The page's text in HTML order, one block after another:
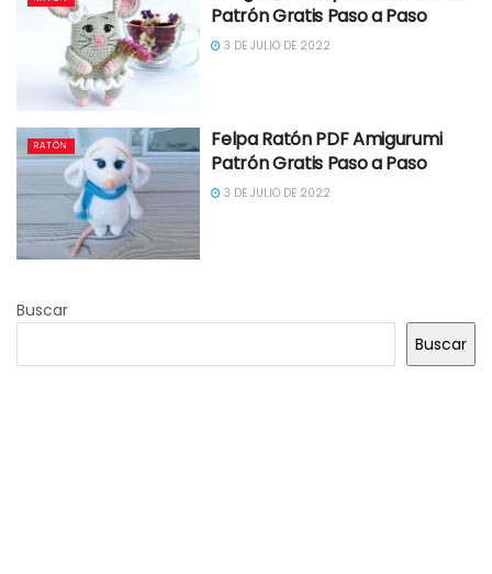
Patrón Gratis Paso a Paso
3 DE JULIO DE 2022
RATÓN
Felpa Ratón PDF Amigurumi
Patrón Gratis Paso a Paso
3 DE JULIO DE 2022
Buscar
Buscar